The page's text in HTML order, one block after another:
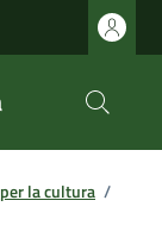
la cultura /